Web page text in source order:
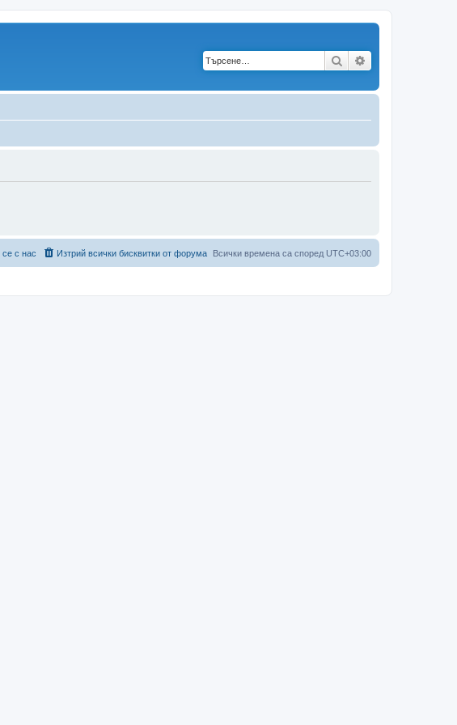
Търсене
Всички времена са според UTC+03:00
Изтрий всички бисквитки от форума
с нас